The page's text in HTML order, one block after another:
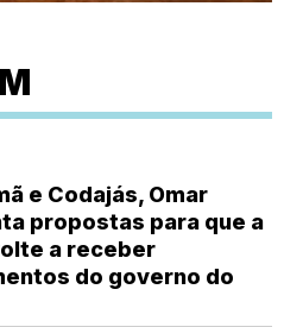
e Codajás, Omar
propostas para que a
a receber
do governo do